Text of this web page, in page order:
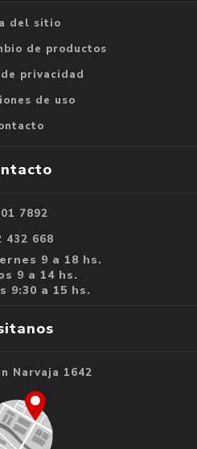
del sitio
de productos
privacidad
de uso
7892
432 668
9 a 18 hs.
9 a 14 hs.
9:30 a 15 hs.
Narvaja 1642